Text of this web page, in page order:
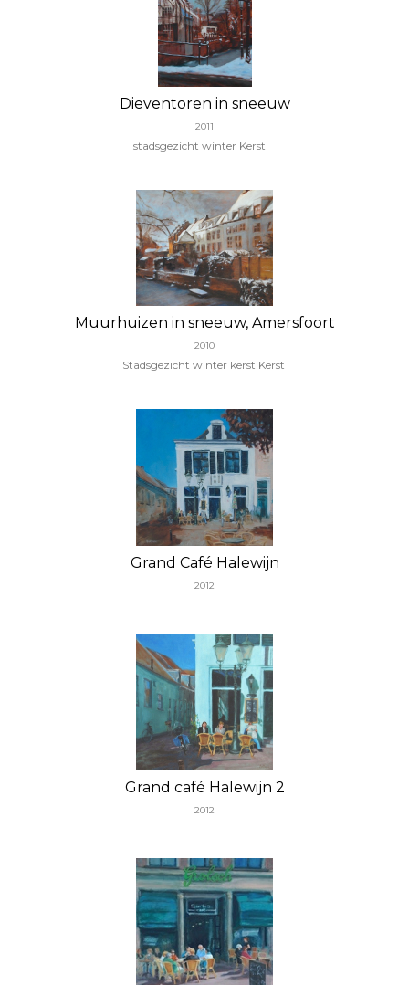
Dieventoren in sneeuw
2011
stadsgezicht winter Kerst
Muurhuizen in sneeuw, Amersfoort
2010
Stadsgezicht winter kerst Kerst
Grand Café Halewijn
2012
Grand café Halewijn 2
2012